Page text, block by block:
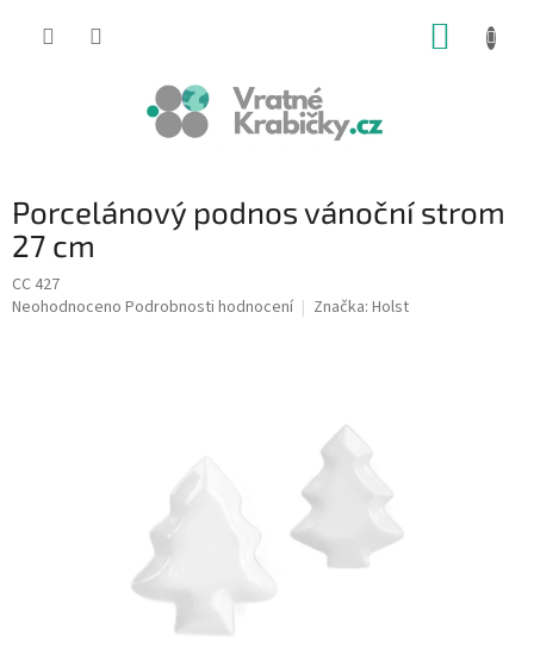
Porcelánový podnos vánoční strom
27 cm
CC 427
Průměrné
Neohodnoceno Podrobnosti hodnocení Značka: Holst